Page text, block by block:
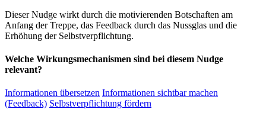
Dieser Nudge wirkt durch die motivierenden Botschaften am
Anfang der Treppe, das Feedback durch das Nussglas und die
Erhöhung der Selbstverpflichtung.
Welche Wirkungsmechanismen sind bei diesem Nudge
relevant?
Informationen übersetzen Informationen sichtbar machen
(Feedback) Selbstverpflichtung fördern